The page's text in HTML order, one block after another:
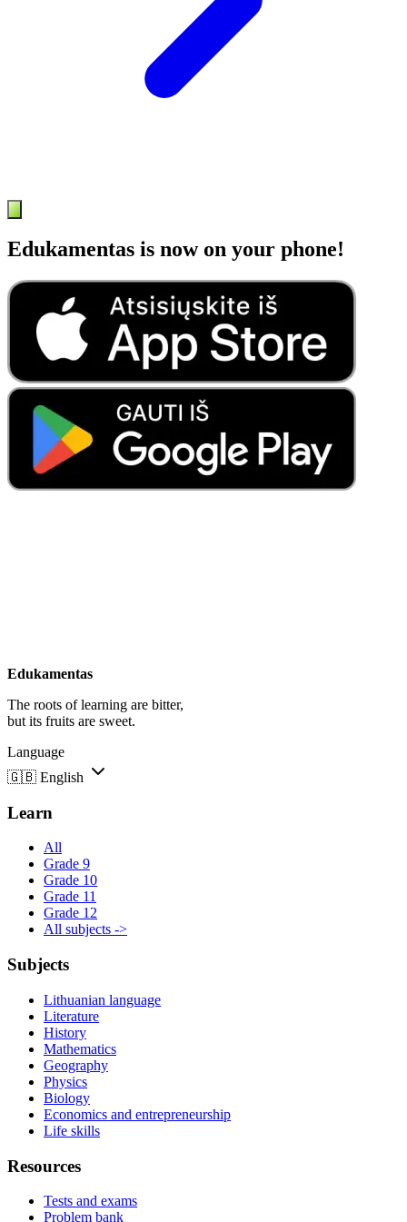
Edukamentas is now on your phone!
Edukamentas
The roots of learning are bitter,
but its fruits are sweet.
Language
🇬🇧 English
Learn
All
Grade 9
Grade 10
Grade 11
Grade 12
All subjects ->
Subjects
Lithuanian language
Literature
History
Mathematics
Geography
Physics
Biology
Economics and entrepreneurship
Life skills
Resources
Tests and exams
Problem bank